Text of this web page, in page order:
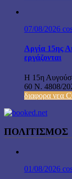
07/08/2026
Αργία 15ης
εργάζονται
Η 15η
60 Ν. 4808/
διαφορα νεα
ΠΟΛΙΤΙΣΜΟΣ
01/08/2026